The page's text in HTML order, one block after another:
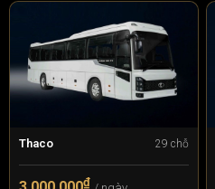
Thaco 29 chỗ
₫